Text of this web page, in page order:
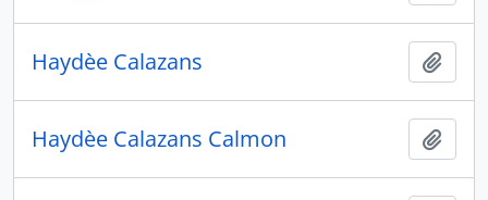
Haydèe Calazans
Haydèe Calazans Calmon